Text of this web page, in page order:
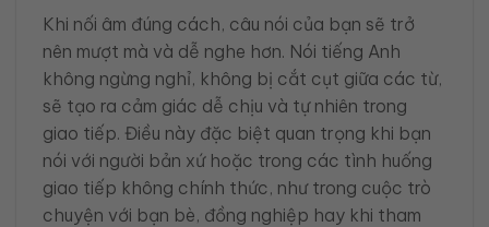
Khi nối âm đúng cách, câu nói của bạn sẽ trở
nên mượt mà và dễ nghe hơn. Nói tiếng Anh
không ngừng nghỉ, không bị cắt cụt giữa các từ,
sẽ tạo ra cảm giác dễ chịu và tự nhiên trong
giao tiếp. Điều này đặc biệt quan trọng khi bạn
nói với người bản xứ hoặc trong các tình huống
giao tiếp không chính thức, như trong cuộc trò
chuyện với bạn bè, đồng nghiệp hay khi tham